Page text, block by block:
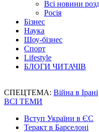
Всі новини
Росія
Бізнес
Наука
Шоу-бізнес
Спорт
Lifestyle
БЛОГИ ЧИТАЧІВ
СПЕЦТЕМА: Війна в Ірані
ВСІ ТЕМИ
Вступ України в ЄС
Теракт в Барселоні